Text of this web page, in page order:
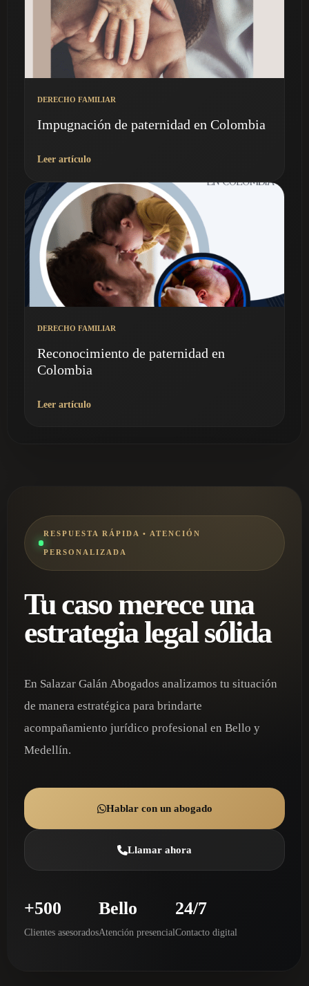
DERECHO FAMILIAR
Impugnación de paternidad en Colombia
Leer artículo
DERECHO FAMILIAR
Reconocimiento de paternidad en
Colombia
Leer artículo
RESPUESTA RÁPIDA • ATENCIÓN
PERSONALIZADA
Tu caso merece una
estrategia legal sólida
En Salazar Galán Abogados analizamos tu situación
de manera estratégica para brindarte
acompañamiento jurídico profesional en Bello y
Medellín.
Hablar con un abogado
Llamar ahora
+500
Clientes asesorados
Bello
Atención presencial
24/7
Contacto digital